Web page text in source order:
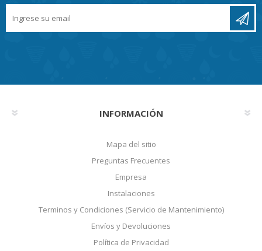
INFORMACIÓN
Mapa del sitio
Preguntas Frecuentes
Empresa
Instalaciones
Terminos y Condiciones (Servicio de Mantenimiento)
Envíos y Devoluciones
Política de Privacidad